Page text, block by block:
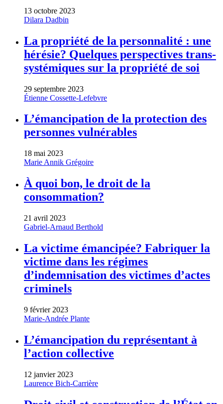
13 octobre 2023
Dilara Dadbin
La propriété de la personnalité : une
hérésie? Quelques perspectives trans-
systémiques sur la propriété de soi
29 septembre 2023
Étienne Cossette-Lefebvre
L’émancipation de la protection des
personnes vulnérables
18 mai 2023
Marie Annik Grégoire
À quoi bon, le droit de la
consommation?
21 avril 2023
Gabriel-Arnaud Berthold
La victime émancipée? Fabriquer la
victime dans les régimes
d’indemnisation des victimes d’actes
criminels
9 février 2023
Marie-Andrée Plante
L’émancipation du représentant à
l’action collective
12 janvier 2023
Laurence Bich-Carrière